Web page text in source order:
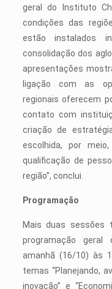
geral do Instituto
condições das
estão instalados
consolidação dos
apresentações
ligação com as
regionais oferecem
contato com
criação de
escolhida, por
qualificação de
região”, conclui.
Programação
Mais duas sessões
programação
amanhã (16/10) às
temas “Planejando,
inovação” e